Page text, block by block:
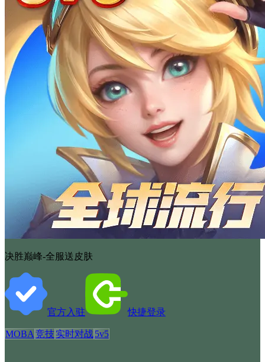
决胜巅峰-全服送皮肤
官方入驻 快捷登录
MOBA 竞技实时对战5v5